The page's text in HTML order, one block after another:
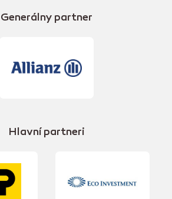
Generálny partner
Hlavní partneri